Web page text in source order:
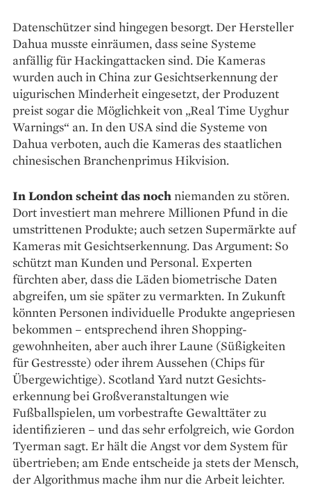
Datenschützer sind hingegen besorgt. Der Hersteller
Dahua musste einräumen, dass seine Systeme
anfällig für Hackingattacken sind. Die Kameras
wurden auch in China zur Gesichts­erkennung der
uigurischen Minderheit eingesetzt, der Produzent
preist sogar die Möglichkeit von „Real Time Uyghur
Warnings“ an. In den USA sind die Systeme von
Dahua verboten, auch die Kameras des staatlichen
chinesischen Branchenprimus Hikvision.
In London scheint das nochniemanden zu stören.
Dort investiert man mehrere Millionen Pfund in die
umstrittenen Produkte; auch setzen Supermärkte auf
Kameras mit Gesichtserkennung. Das Argument: So
schützt man Kunden und Personal. Experten
fürchten aber, dass die Läden biometrische Daten
abgreifen, um sie später zu vermarkten. In Zukunft
könnten Personen individuelle Produkte angepriesen
bekommen – entsprechend ihren Shopping­
gewohnheiten, aber auch ihrer Laune (Süßig­keiten
für Gestresste) oder ihrem Aussehen (Chips für
Übergewichtige). Scotland Yard nutzt Gesichts­
erkennung bei Großveranstaltungen wie
Fußballspielen, um vorbestrafte Gewalttäter zu
identifizieren – und das sehr erfolgreich, wie Gordon
Tyerman sagt. Er hält die Angst vor dem System für
übertrieben; am Ende entscheide ja stets der Mensch,
der Algorithmus mache ihm nur die Arbeit leichter.